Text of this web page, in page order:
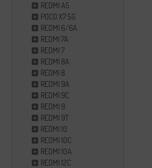
REDMI A5
POCO X7 5G
REDMI 6/6A
REDMI 7A
REDMI 7
REDMI 8A
REDMI 8
REDMI 9A
REDMI 9C
REDMI 9
REDMI 9T
REDMI 10
REDMI 10C
REDMI 10A
REDMI 12C